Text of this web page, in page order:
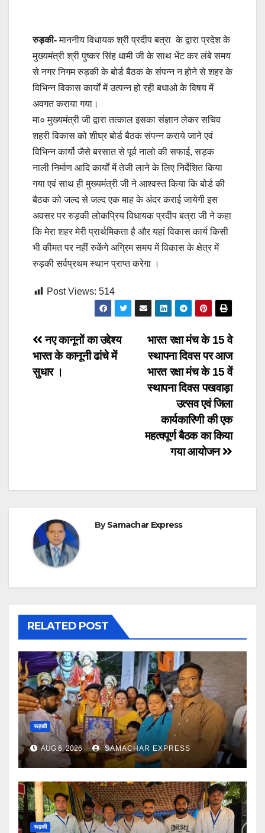
रुड़की-माननीय विधायक श्री प्रदीप बत्रा के द्वारा प्रदेश के
मुख्यमंत्री श्री पुष्कर सिंह धामी जी के साथ भेंट कर लंबे समय
से नगर निगम रुड़की के बोर्ड बैठक के संपन्न न होने से शहर के
विभिन्न विकास कार्यों में उत्पन्न हो रही बधाओ के विषय में
अवगत कराया गया।
मा० मुख्यमंत्री जी द्वारा तत्काल इसका संज्ञान लेकर सचिव
शहरी विकास को शीघ्र बोर्ड बैठक संपन्न कराये जाने एवं
विभिन्न कार्यो जैसे बरसात से पूर्व नालो की सफाई, सड़क
नाली निर्माण आदि कार्यों में तेजी लाने के लिए निर्देशित किया
गया एवं साथ ही मुख्यमंत्री जी ने आश्वस्त किया कि बोर्ड की
बैठक को जल्द से जल्द एक माह के अंदर कराई जायेगी इस
अवसर पर रुड़की लोकप्रिय विधायक प्रदीप बत्रा जी ने कहा
कि मेरा शहर मेरी प्रार्थमिकता है और यहां विकास कार्य किसी
भी कीमत पर नहीं रुकेंगे अग्रिम समय में विकास के क्षेत्र में
रुड़की सर्वप्रथम स्थान प्राप्त करेगा ।
Post Views: 514
Post
navigation
भारत रक्षा मंच के 15 वे
स्थापना दिवस पर आज
भारत रक्षा मंच के 15 वें
स्थापना दिवस पखवाड़ा
उत्सव एवं जिला
कार्यकारिणी की एक
महत्वपूर्ण बैठक का किया
गया आयोजन
नए कानूनों का उद्देश्य
भारत के कानूनी ढांचे में
सुधार ।
BySamachar Express
RELATED POST
रूड़की
AUG 6, 2026 SAMACHAR EXPRESS
रूड़की